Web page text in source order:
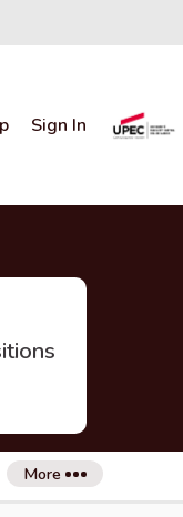
Choose language
Sign In
More